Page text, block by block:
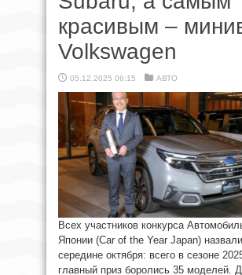
красивым –
Volkswagen
05.12.2025 06:15 АВТО
Всех участников конкурса
Японии (Car of the Year Japan)
середине октября: всего в сезоне
главный приз боролись 35 моделей.